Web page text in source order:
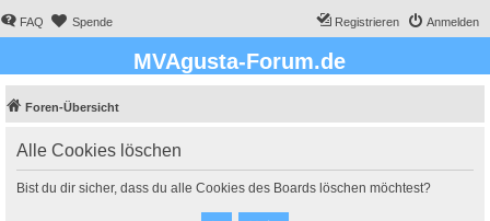
FAQ Spende Anmelden
Registrieren
MVAgusta-Forum.de
Foren-Übersicht
Alle Cookies löschen
Bist du dir sicher, dass du alle Cookies des Boards löschen möchtest?